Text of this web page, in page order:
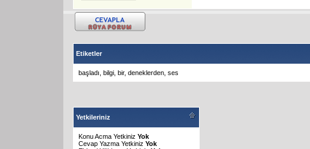
Etiketler
başladı bilgi bir, deneklerden ses
Yetkileriniz
Konu Acma Yetkiniz Yok
Cevap Yazma Yetkiniz Yok